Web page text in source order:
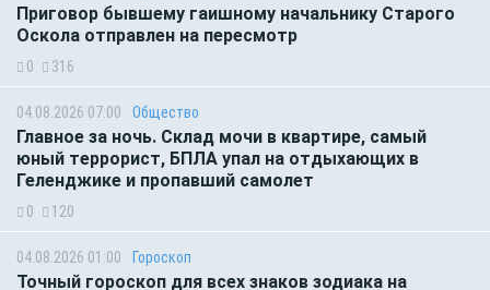
Приговор бывшему гаишному начальнику Старого
Оскола отправлен на пересмотр
0 316
04.08.2026 07:00 Общество
Главное за ночь. Склад мочи в квартире, самый
юный террорист, БПЛА упал на отдыхающих в
Геленджике и пропавший самолет
0 120
04.08.2026 01:00 Гороскоп
Точный гороскоп для всех знаков зодиака на